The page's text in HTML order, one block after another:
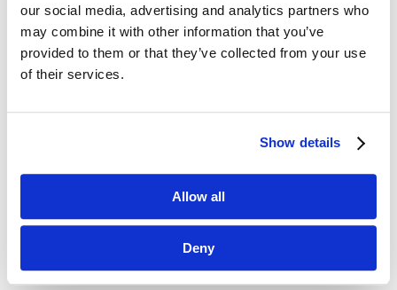
our social media, advertising and analytics partners who
may combine it with other information that you’ve
provided to them or that they’ve collected from your use
of their services.
Show details
Allow all
Deny
Analiza SWOT – niezbędnik
Analiza SWOT zawiera w sobie wewnętrzne
pod skrótem SWOT ukrywają się cztery
kategorie czynników, czyli mocne i słabe
strony oraz szanse i zagrożenia;